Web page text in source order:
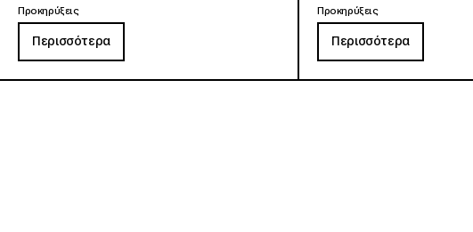
Προκηρύξεις
Περισσότερα
Προκηρύξεις
Περισσότερα